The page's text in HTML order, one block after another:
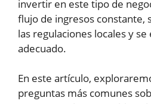
invertir en este tipo de
flujo de ingresos constante,
las regulaciones locales y
adecuado.
En este artículo,
preguntas más comunes